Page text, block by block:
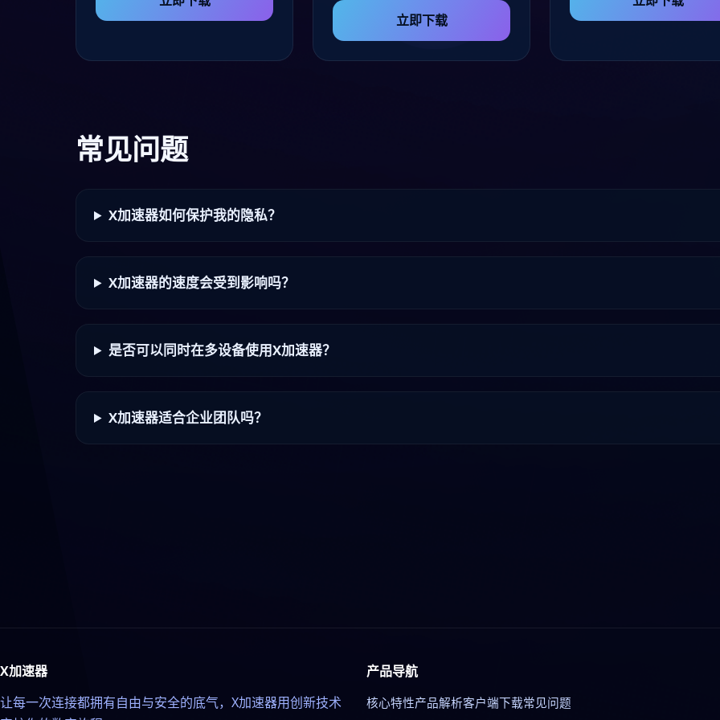
立即下载
常见问题
X加速器如何保护我的隐私？
X加速器的速度会受到影响吗？
是否可以同时在多设备使用X加速器？
X加速器适合企业团队吗？
X加速器
让每一次连接都拥有自由与安全的底气，X加速器用创新技术
产品导航
核心特性产品解析客户端下载常见问题